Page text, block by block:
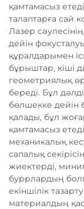
қамтамасыз
талаптарға сай
Лазер
дейін
құралдарымен
бұрыштар, кіші
геометриялық
береді. Бұл
бөлшекке дейін
қалады, бұл
қамтамасыз
механикалық
сапалық
жиектерді,
буррлардың
екіншілік
материалдың